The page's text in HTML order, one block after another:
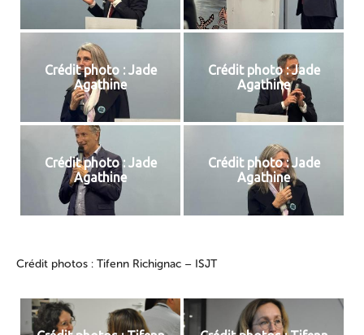
Crédit photo : Jade
Agathine
Crédit photo : Jade
Agathine
Crédit photo : Jade
Agathine
Crédit photo : Jade
Agathine
Crédit photos : Tifenn Richignac – ISJT